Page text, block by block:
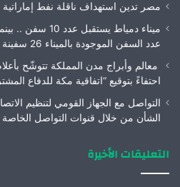
مصر تدين استهداف ناقلة نفط
عدد السفن الموجودة بالميناء 26 سفينة
معالم وأبراج مدن المملكة تتوشّح
احتفاءً بتوقيع “اتفاقية مكة للدفاع
التواصل مع الجهاز القومي لتنظيم
الشأن من خلال قنوات التواصل الخاصة
التعليقات الأخيرة